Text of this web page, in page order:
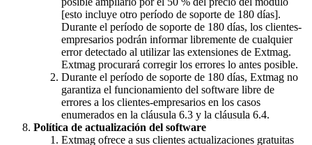
[esto incluye otro período de soporte de 180 días].
Durante el período de soporte de 180 días, los clientes-
empresarios podrán informar libremente de cualquier
error detectado al utilizar las extensiones de Extmag.
Extmag procurará corregir los errores lo antes posible.
Durante el período de soporte de 180 días, Extmag no
garantiza el funcionamiento del software libre de
errores a los clientes-empresarios en los casos
enumerados en la cláusula 6.3 y la cláusula 6.4.
Política de actualización del software
Extmag ofrece a sus clientes actualizaciones gratuitas